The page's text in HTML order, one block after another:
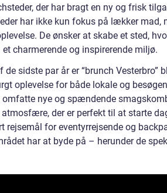
der har bragt en ny og frisk
har ikke kun fokus på lækker mad,
De ønsker at skabe et sted,
charmerende og inspirerende miljø.
de sidste par år er “brunch Vesterbro”
oplevelse for både lokale og
nye og spændende
der er perfekt til at starte
rejsemål for eventyrrejsende og
har at byde på – herunder de